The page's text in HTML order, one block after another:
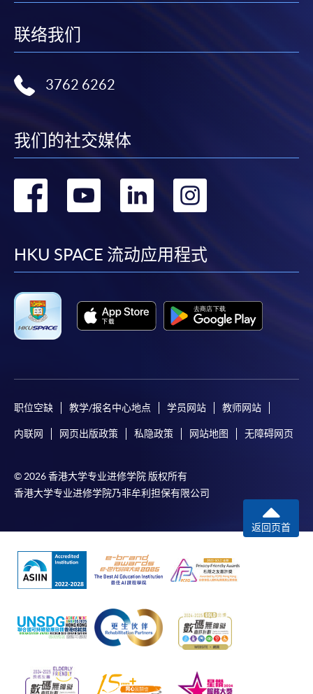
联络我们
3762 6262
我们的社交媒体
转
facebook
转
youtube
转
linkedin
转
HKU SPACE 流动应用程式
职位空缺 教学/报名中心地点 学员网站 教师网站
内联网 网页出版政策 私隐政策 网站地图 无障碍网页
© 2026 香港大学专业进修学院 版权所有
香港大学专业进修学院乃非牟利担保有限公司
返回页首